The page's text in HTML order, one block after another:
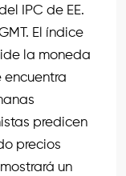
IPC de EE.
El índice
la moneda
encuentra
predicen
precios
un